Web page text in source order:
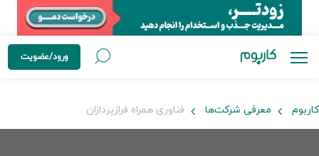
ورود/عضویت
کاربوم معرفی شرکت‌ها فناوری همراه فرازپردازان